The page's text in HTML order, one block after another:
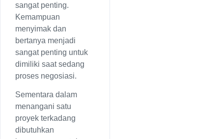
sangat penting.
Kemampuan
menyimak dan
bertanya menjadi
sangat penting untuk
dimiliki saat sedang
proses negosiasi.
Sementara dalam
menangani satu
proyek terkadang
dibutuhkan